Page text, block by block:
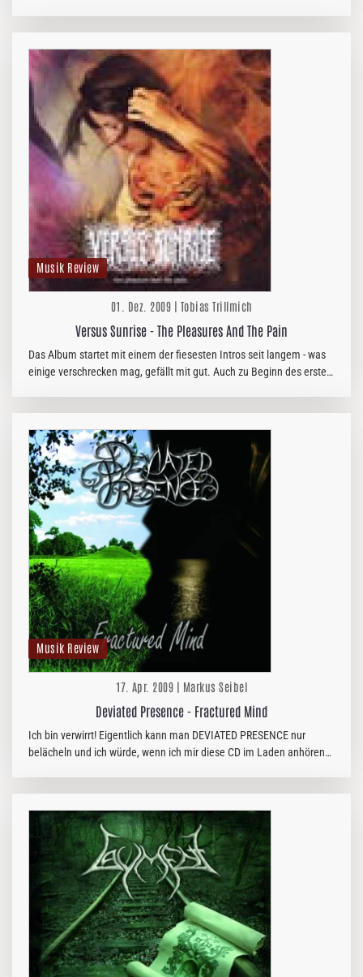
Musik Review
01. Dez. 2009 | Tobias Trillmich
Versus Sunrise - The Pleasures And The Pain
Das Album startet mit einem der fiesesten Intros seit langem - was
einige verschrecken mag, gefällt mit gut. Auch zu Beginn des ersten
Musik Review
17. Apr. 2009 | Markus Seibel
Deviated Presence - Fractured Mind
Ich bin verwirrt! Eigentlich kann man DEVIATED PRESENCE nur
belächeln und ich würde, wenn ich mir diese CD im Laden anhören